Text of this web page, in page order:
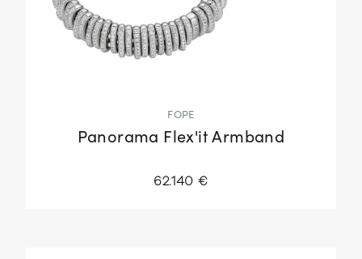
FOPE
Panorama Flex'it Armband
62.140 €